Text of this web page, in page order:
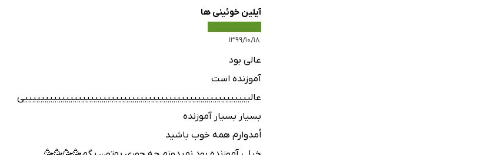
آیلین خوئینی ها
۱۳۹۹/۱۰/۱۸
عالی بود
آموزنده است
عالیییییییییییییییییییییییییییییییییییییییییییییییییییییییی
بسیار بسیار آموزنده
اُمدوارم همه خوب باشید